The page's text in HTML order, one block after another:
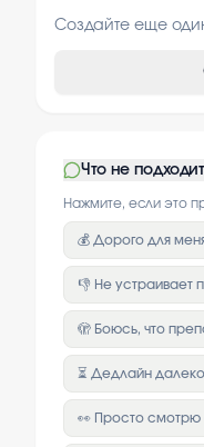
Создайте еще
Что не
Нажмите, если это
💰 Дорого для
👎 Не устраивает
🫣 Боюсь, что
⏳ Дедлайн
👀 Просто смотрю